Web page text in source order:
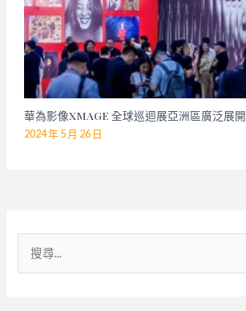
華為影像XMAGE 全球巡迴展亞洲區廣泛展開
2024 年 5 月 26 日